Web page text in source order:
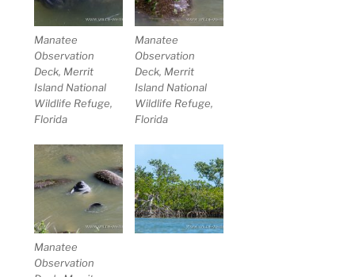
Manatee
Observation
Deck, Merrit
Island National
Wildlife Refuge,
Florida
Manatee
Observation
Deck, Merrit
Island National
Wildlife Refuge,
Florida
Manatee
Observation